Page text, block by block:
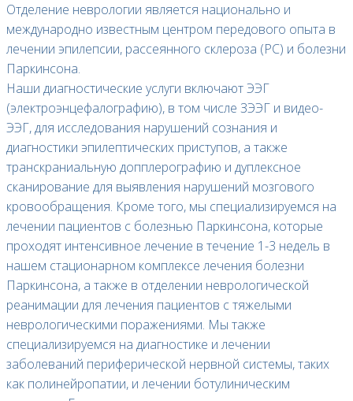
Отделение неврологии является национально и
международно известным центром передового опыта в
лечении эпилепсии, рассеянного склероза (РС) и болезни
Паркинсона.
Наши диагностические услуги включают ЭЭГ
(электроэнцефалографию), в том числе ЗЭЭГ и видео-
ЭЭГ, для исследования нарушений сознания и
диагностики эпилептических приступов, а также
транскраниальную допплерографию и дуплексное
сканирование для выявления нарушений мозгового
кровообращения. Кроме того, мы специализируемся на
лечении пациентов с болезнью Паркинсона, которые
проходят интенсивное лечение в течение 1-3 недель в
нашем стационарном комплексе лечения болезни
Паркинсона, а также в отделении неврологической
реанимации для лечения пациентов с тяжелыми
неврологическими поражениями. Мы также
специализируемся на диагностике и лечении
заболеваний периферической нервной системы, таких
как полинейропатии, и лечении ботулиническим